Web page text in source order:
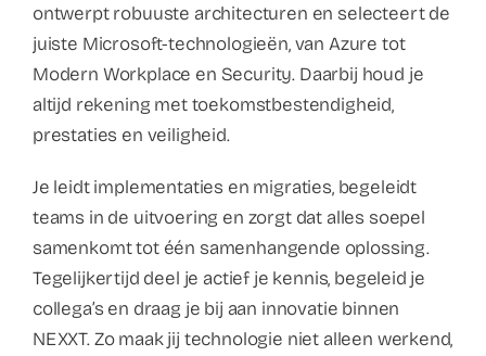
ontwerpt robuuste architecturen en selecteert de
juiste Microsoft-technologieën, van Azure tot
Modern Workplace en Security. Daarbij houd je
altijd rekening met toekomstbestendigheid,
prestaties en veiligheid.
Je leidt implementaties en migraties, begeleidt
teams in de uitvoering en zorgt dat alles soepel
samenkomt tot één samenhangende oplossing.
Tegelijkertijd deel je actief je kennis, begeleid je
collega’s en draag je bij aan innovatie binnen
NEXXT. Zo maak jij technologie niet alleen werkend,